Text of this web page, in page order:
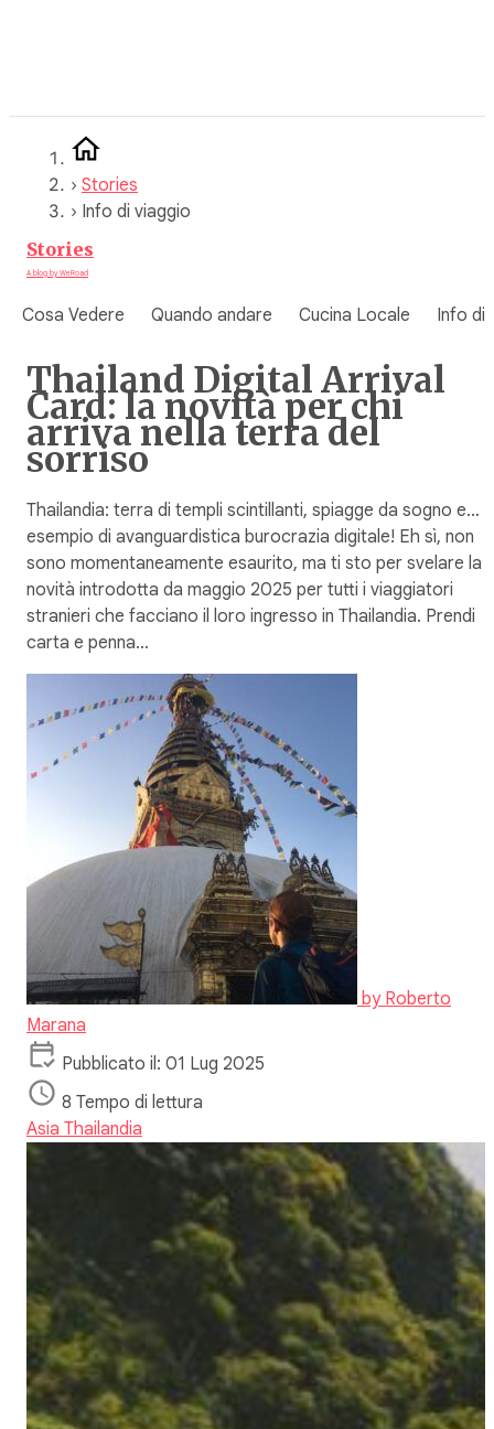
› Stories
› Info di viaggio
Stories
A blog by WeRoad
Cosa Vedere Quando andare Cucina Locale Info di
Thailand Digital Arrival
Card: la novità per chi
arriva nella terra del
sorriso
Thailandia: terra di templi scintillanti, spiagge da sogno e…
esempio di avanguardistica burocrazia digitale! Eh sì, non
sono momentaneamente esaurito, ma ti sto per svelare la
novità introdotta da maggio 2025 per tutti i viaggiatori
stranieri che facciano il loro ingresso in Thailandia. Prendi
carta e penna…
by Roberto
Marana
Pubblicato il: 01 Lug 2025
8 Tempo di lettura
Asia Thailandia